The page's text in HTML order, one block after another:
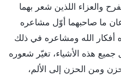
والعزاء اللذين شعر بهما
ما صاحبهما أوّل مشاعره
أفكار الله ومشاعره في ذلك
جميع هذه الأشياء، تغيّر شعوره
ومن الحزن إلى الألم،